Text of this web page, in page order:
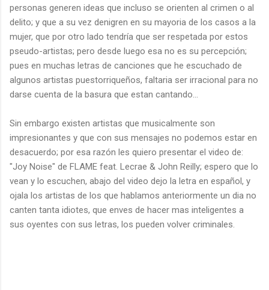
personas generen ideas que incluso se orienten al crimen o al
delito; y que a su vez denigren en su mayoria de los casos a la
mujer, que por otro lado tendría que ser respetada por estos
pseudo-artistas; pero desde luego esa no es su percepción;
pues en muchas letras de canciones que he escuchado de
algunos artistas puestorriqueños, faltaria ser irracional para no
darse cuenta de la basura que estan cantando...
Sin embargo existen artistas que musicalmente son
impresionantes y que con sus mensajes no podemos estar en
desacuerdo; por esa razón les quiero presentar el video de:
"Joy Noise" de FLAME feat. Lecrae & John Reilly; espero que lo
vean y lo escuchen, abajo del video dejo la letra en español, y
ojala los artistas de los que hablamos anteriormente un dia no
canten tanta idiotes, que enves de hacer mas inteligentes a
sus oyentes con sus letras, los pueden volver criminales.